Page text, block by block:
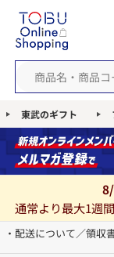
東武のギフト
通常より最大1週
・配送について／領収